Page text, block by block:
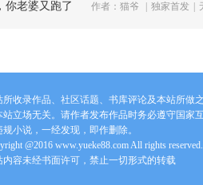
你老婆又跑了 作者： 猫爷 | 独家首发 |
所收录作品、社区话题、书库评论及本站所做
站立场无关。请作者发布作品时务必遵守国家
规小说，一经发现，即作删除。
@2016 www.yueke88.com All rights
内容未经书面许可，禁止一切形式的转载